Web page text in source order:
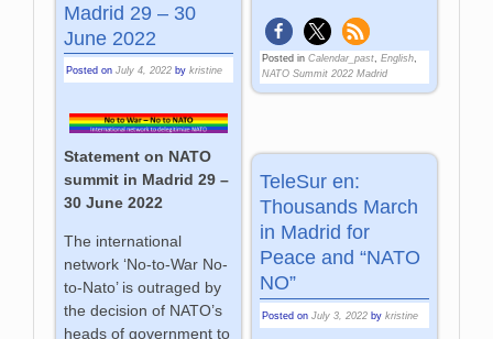
Posted in Calendar_past, English,
NATO Summit 2022 Madrid
Madrid 29 – 30
June 2022
Posted onJuly 4, 2022 bykristine
Statement on NATO
summit in Madrid 29 –
30 June 2022
The international
network ‘No-to-War No-
to-Nato’ is outraged by
the decision of NATO’s
heads of government to
TeleSur en:
Thousands March
in Madrid for
Peace and “NATO
NO”
Posted on July 3, 2022 by kristine